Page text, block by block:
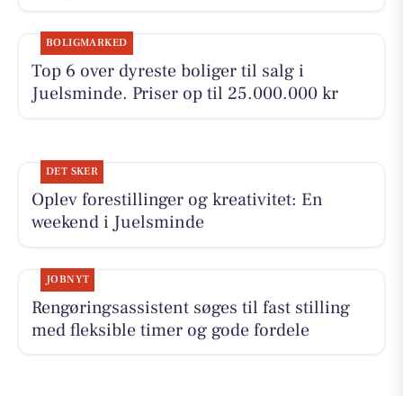
BOLIGMARKED
Top 6 over dyreste boliger til salg i
Juelsminde. Priser op til 25.000.000 kr
DET SKER
Oplev forestillinger og kreativitet: En
weekend i Juelsminde
JOBNYT
Rengøringsassistent søges til fast stilling
med fleksible timer og gode fordele